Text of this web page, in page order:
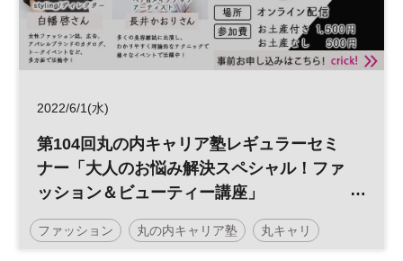
2022/6/1(水)
第104回丸の内キャリア塾レギュラーセミ
ナー「大人のお悩み解決スペシャル！ファ
ッション＆ビューティー講座」
ファッション 丸の内キャリア塾 丸キャリ